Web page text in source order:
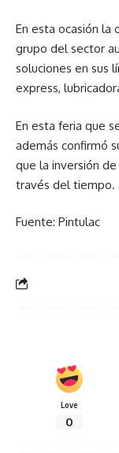
En esta ocasión la
grupo del sector
soluciones en sus
express,
En esta feria que
además confirmó
que la inversión
través del tiempo.
Fuente: Pintulac
Love
0